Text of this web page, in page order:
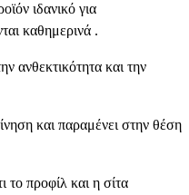
ιδανικό για
καθημερινά .
ανθεκτικότητα και την
και παραμένει στην θέση
το προφίλ και η σίτα